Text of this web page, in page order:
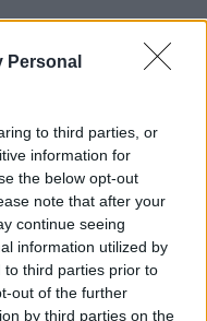
Personal
to third parties, or
information for
the below opt-out
note that after your
continue seeing
information utilized by
to third parties prior to
out of the further
by third parties on the